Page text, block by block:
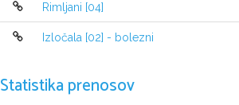
Rimljani [04]
Izločala [02] - bolezni
Statistika prenosov